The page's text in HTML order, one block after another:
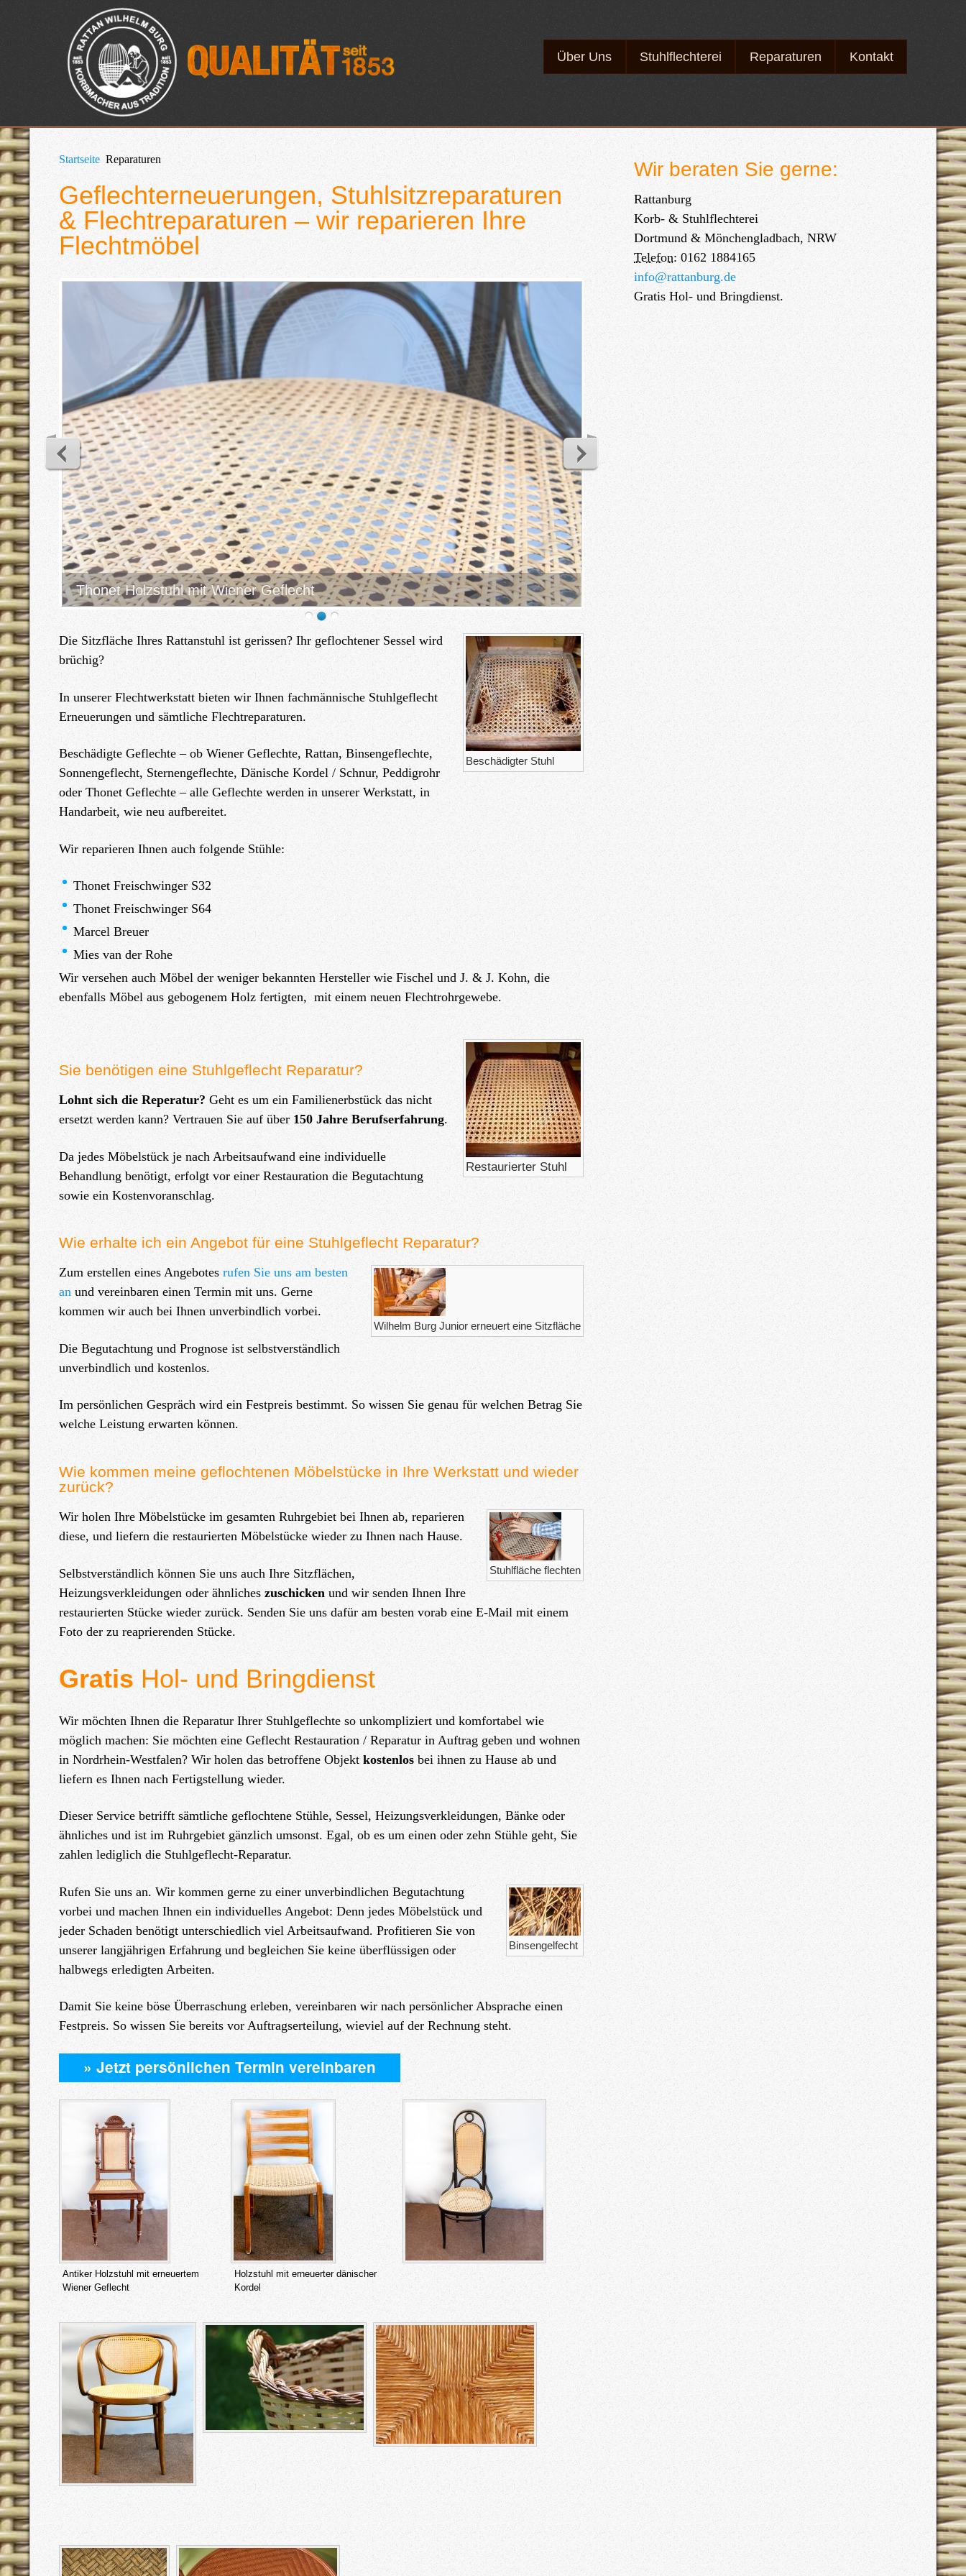
Über Uns Stuhlflechterei Reparaturen Kontakt
Startseite Reparaturen
Geflechterneuerungen, Stuhlsitzreparaturen
& Flechtreparaturen – wir reparieren Ihre
Flechtmöbel
Thonet Holzstuhl mit Wiener Geflecht
Beschädigter Stuhl
Die Sitzfläche Ihres Rattanstuhl ist gerissen? Ihr geflochtener Sessel wird
brüchig?
In unserer Flechtwerkstatt bieten wir Ihnen fachmännische Stuhlgeflecht
Erneuerungen und sämtliche Flechtreparaturen.
Beschädigte Geflechte – ob Wiener Geflechte, Rattan, Binsengeflechte,
Sonnengeflecht, Sternengeflechte, Dänische Kordel / Schnur, Peddigrohr
oder Thonet Geflechte – alle Geflechte werden in unserer Werkstatt, in
Handarbeit, wie neu aufbereitet.
Wir reparieren Ihnen auch folgende Stühle:
Thonet Freischwinger S32
Thonet Freischwinger S64
Marcel Breuer
Mies van der Rohe
Wir versehen auch Möbel der weniger bekannten Hersteller wie Fischel und J. & J. Kohn, die
ebenfalls Möbel aus gebogenem Holz fertigten, mit einem neuen Flechtrohrgewebe.
Restaurierter Stuhl
Sie benötigen eine Stuhlgeflecht Reparatur?
Lohnt sich die Reperatur? Geht es um ein Familienerbstück das nicht
ersetzt werden kann? Vertrauen Sie auf über 150 Jahre Berufserfahrung.
Da jedes Möbelstück je nach Arbeitsaufwand eine individuelle
Behandlung benötigt, erfolgt vor einer Restauration die Begutachtung
sowie ein Kostenvoranschlag.
Wie erhalte ich ein Angebot für eine Stuhlgeflecht Reparatur?
Wilhelm Burg Junior erneuert eine Sitzfläche
Zum erstellen eines Angebotes rufen Sie uns am besten
an und vereinbaren einen Termin mit uns. Gerne
kommen wir auch bei Ihnen unverbindlich vorbei.
Die Begutachtung und Prognose ist selbstverständlich
unverbindlich und kostenlos.
Im persönlichen Gespräch wird ein Festpreis bestimmt. So wissen Sie genau für welchen Betrag Sie
welche Leistung erwarten können.
Wie kommen meine geflochtenen Möbelstücke in Ihre Werkstatt und wieder
zurück?
Stuhlfläche flechten
Wir holen Ihre Möbelstücke im gesamten Ruhrgebiet bei Ihnen ab, reparieren
diese, und liefern die restaurierten Möbelstücke wieder zu Ihnen nach Hause.
Selbstverständlich können Sie uns auch Ihre Sitzflächen,
Heizungsverkleidungen oder ähnliches zuschicken und wir senden Ihnen Ihre
restaurierten Stücke wieder zurück. Senden Sie uns dafür am besten vorab eine E-Mail mit einem
Foto der zu reaprierenden Stücke.
GratisHol- und Bringdienst
Wir möchten Ihnen die Reparatur Ihrer Stuhlgeflechte so unkompliziert und komfortabel wie
möglich machen: Sie möchten eine Geflecht Restauration / Reparatur in Auftrag geben und wohnen
in Nordrhein-Westfalen? Wir holen das betroffene Objekt kostenlos bei ihnen zu Hause ab und
liefern es Ihnen nach Fertigstellung wieder.
Dieser Service betrifft sämtliche geflochtene Stühle, Sessel, Heizungsverkleidungen, Bänke oder
ähnliches und ist im Ruhrgebiet gänzlich umsonst. Egal, ob es um einen oder zehn Stühle geht, Sie
zahlen lediglich die Stuhlgeflecht-Reparatur.
Binsengelfecht
Rufen Sie uns an. Wir kommen gerne zu einer unverbindlichen Begutachtung
vorbei und machen Ihnen ein individuelles Angebot: Denn jedes Möbelstück und
jeder Schaden benötigt unterschiedlich viel Arbeitsaufwand. Profitieren Sie von
unserer langjährigen Erfahrung und begleichen Sie keine überflüssigen oder
halbwegs erledigten Arbeiten.
Damit Sie keine böse Überraschung erleben, vereinbaren wir nach persönlicher Absprache einen
Festpreis. So wissen Sie bereits vor Auftragserteilung, wieviel auf der Rechnung steht.
» Jetzt persönlichen Termin vereinbaren
Antiker Holzstuhl mit erneuertem
Wiener Geflecht
Holzstuhl mit erneuerter dänischer
Kordel
Wir beraten Sie gerne:
Rattanburg
Korb- & Stuhlflechterei
Dortmund & Mönchengladbach,NRW
Telefon: 0162 1884165
info@rattanburg.de
Gratis Hol- und Bringdienst.